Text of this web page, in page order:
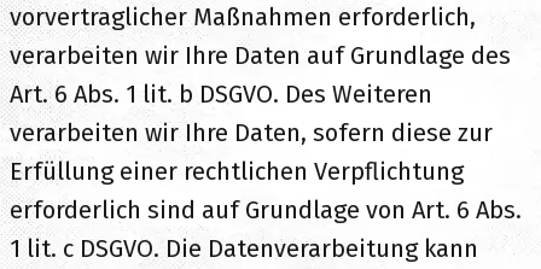
vorvertraglicher Maßnahmen erforderlich,
verarbeiten wir Ihre Daten auf Grundlage des
Art. 6 Abs. 1 lit. b DSGVO. Des Weiteren
verarbeiten wir Ihre Daten, sofern diese zur
Erfüllung einer rechtlichen Verpflichtung
erforderlich sind auf Grundlage von Art. 6 Abs.
1 lit. c DSGVO. Die Datenverarbeitung kann